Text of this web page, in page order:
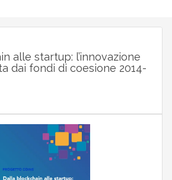
alle startup: l’innovazione
dai fondi di coesione 2014-